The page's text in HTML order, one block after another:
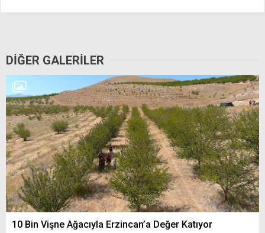
DIĞER GALERILER
10 Bin Vişne Ağacıyla Erzincan’a Değer Katıyor